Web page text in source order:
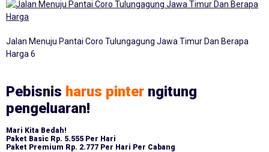
Jalan Menuju Pantai Coro Tulungagung Jawa Timur Dan Berapa
Harga 6
Pebisnis harus pinter ngitung
pengeluaran!
Mari Kita Bedah!
Paket Basic Rp. 5.555 Per Hari
Paket Premium Rp. 2.777 Per Hari Per Cabang